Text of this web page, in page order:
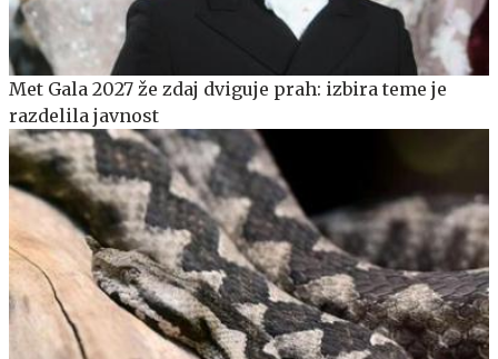
Met Gala 2027 že zdaj dviguje prah: izbira teme je
razdelila javnost